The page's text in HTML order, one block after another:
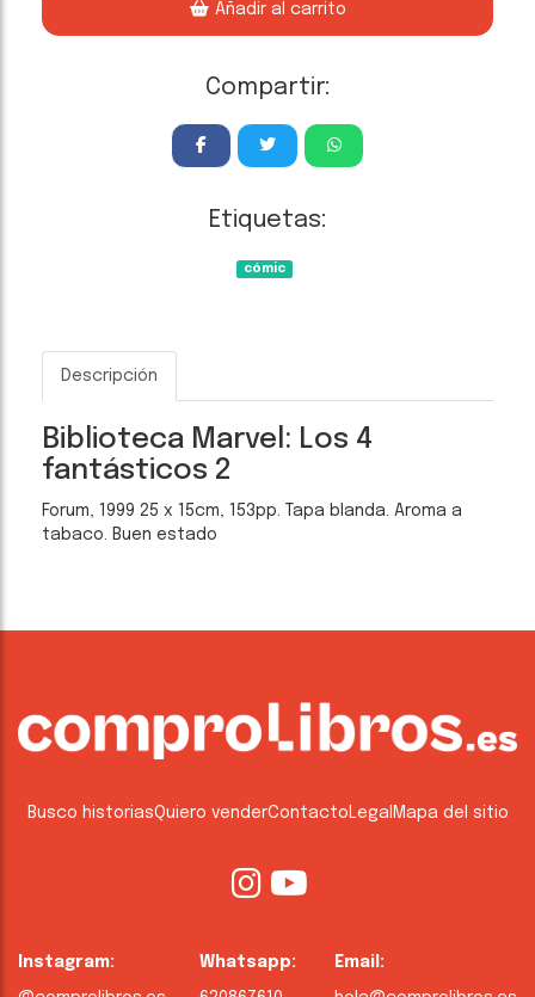
Añadir al carrito
Compartir:
Etiquetas:
cómic
Descripción
Biblioteca Marvel: Los 4
fantásticos 2
Forum, 1999 25 x 15cm, 153pp. Tapa blanda. Aroma a
tabaco. Buen estado
Busco historiasQuiero venderContacto Legal Mapa del sitio
Instagram: Whatsapp: Email: